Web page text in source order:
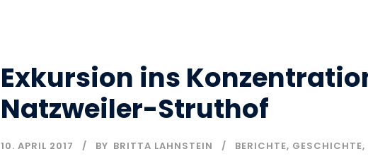
Exkursion ins
Natzweiler-Struthof
10. APRIL 2017 BY BRITTA LAHNSTEIN BERICHTE, GESCHICHTE,